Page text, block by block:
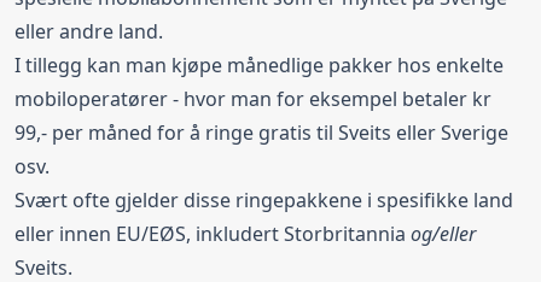
eller andre land.
I tillegg kan man kjøpe månedlige pakker hos enkelte
mobiloperatører - hvor man for eksempel betaler kr
99,- per måned for å ringe gratis til Sveits eller Sverige
osv.
Svært ofte gjelder disse ringepakkene i spesifikke land
eller innen EU/EØS, inkludert Storbritannia og/eller
Sveits.